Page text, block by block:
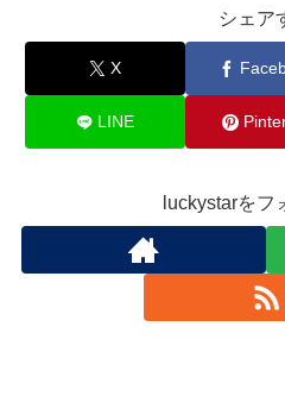
シェア
X
LINE
luckystarをフ